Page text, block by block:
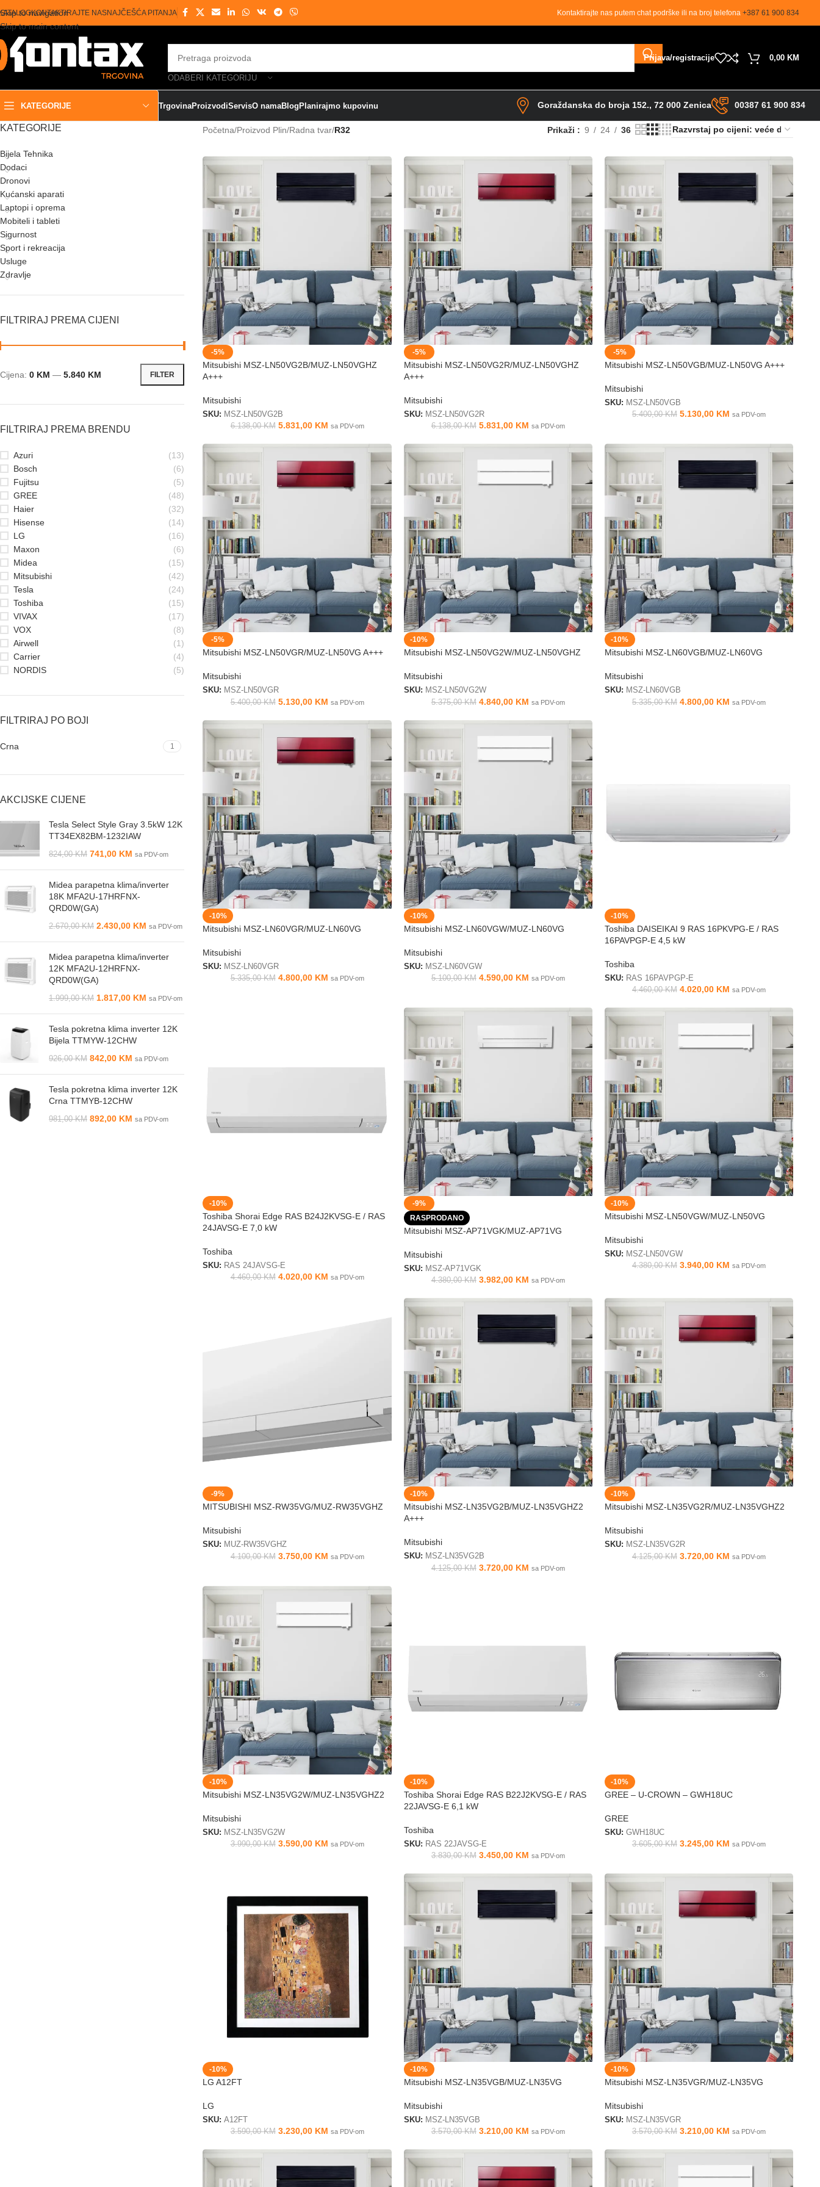
Skip to navigation
Skip to main content
KONTAKTIRAJTE NASNAJČEŠĆA PITANJA Kontaktirajte nas putem chat podrške ili na broj telefona +387 61 900 834
ODABERI KATEGORIJU
Prijava/registracije 0,00 KM
KATEGORIJE TrgovinaProizvodiServisO namaBlogPlanirajmo kupovinu Goraždanska do broja 152., 72 000 Zenica 00387 61 900 834
KATEGORIJE
Bijela Tehnika
Dodaci
Dronovi
Kućanski aparati
Laptopi i oprema
Mobiteli i tableti
Sigurnost
Sport i rekreacija
Usluge
Zdravlje
FILTRIRAJ PREMA CIJENI
FILTER
Cijena: 0 KM — 5.840 KM
FILTRIRAJ PREMA BRENDU
Azuri
(13)
Bosch
(6)
Fujitsu
(5)
GREE
(48)
Haier
(32)
Hisense
(14)
LG
(16)
Maxon
(6)
Midea
(15)
Mitsubishi
(42)
Tesla
(24)
Toshiba
(15)
VIVAX
(17)
VOX
(8)
Airwell
(1)
Carrier
(4)
NORDIS
(5)
FILTRIRAJ PO BOJI
Crna 1
AKCIJSKE CIJENE
Tesla Select Style Gray 3.5kW 12K
TT34EX82BM-1232IAW
824,00KM 741,00 KM sa PDV-om
Midea parapetna klima/inverter
18K MFA2U-17HRFNX-
QRD0W(GA)
2.670,00KM 2.430,00 KM sa PDV-om
Midea parapetna klima/inverter
12K MFA2U-12HRFNX-
QRD0W(GA)
1.999,00KM 1.817,00 KM sa PDV-om
Tesla pokretna klima inverter 12K
Bijela TTMYW-12CHW
926,00KM 842,00 KM sa PDV-om
Tesla pokretna klima inverter 12K
Crna TTMYB-12CHW
981,00KM 892,00 KM sa PDV-om
Početna/Proizvod Plin/Radna tvar/R32 Prikaži 9 24 36
-5%
Mitsubishi MSZ-LN50VG2B/MUZ-LN50VGHZ
A+++
Mitsubishi
SKU: MSZ-LN50VG2B
6.138,00KM 5.831,00 KM sa PDV-om
-5%
Mitsubishi MSZ-LN50VG2R/MUZ-LN50VGHZ
A+++
Mitsubishi
SKU: MSZ-LN50VG2R
6.138,00KM 5.831,00 KM sa PDV-om
-5%
Mitsubishi MSZ-LN50VGB/MUZ-LN50VG A+++
Mitsubishi
SKU: MSZ-LN50VGB
5.400,00KM 5.130,00 KM sa PDV-om
-5%
Mitsubishi MSZ-LN50VGR/MUZ-LN50VG A+++
Mitsubishi
SKU: MSZ-LN50VGR
5.400,00KM 5.130,00 KM sa PDV-om
-10%
Mitsubishi MSZ-LN50VG2W/MUZ-LN50VGHZ
Mitsubishi
SKU: MSZ-LN50VG2W
5.375,00KM 4.840,00 KM sa PDV-om
-10%
Mitsubishi MSZ-LN60VGB/MUZ-LN60VG
Mitsubishi
SKU: MSZ-LN60VGB
5.335,00KM 4.800,00 KM sa PDV-om
-10%
Mitsubishi MSZ-LN60VGR/MUZ-LN60VG
Mitsubishi
SKU: MSZ-LN60VGR
5.335,00KM 4.800,00 KM sa PDV-om
-10%
Mitsubishi MSZ-LN60VGW/MUZ-LN60VG
Mitsubishi
SKU: MSZ-LN60VGW
5.100,00KM 4.590,00 KM sa PDV-om
-10%
Toshiba DAISEIKAI 9 RAS 16PKVPG-E / RAS
16PAVPGP-E 4,5 kW
Toshiba
SKU: RAS 16PAVPGP-E
4.460,00KM 4.020,00 KM sa PDV-om
-10%
Toshiba Shorai Edge RAS B24J2KVSG-E / RAS
24JAVSG-E 7,0 kW
Toshiba
SKU: RAS 24JAVSG-E
4.460,00KM 4.020,00 KM sa PDV-om
-9%
RASPRODANO
Mitsubishi MSZ-AP71VGK/MUZ-AP71VG
Mitsubishi
SKU: MSZ-AP71VGK
4.380,00KM 3.982,00 KM sa PDV-om
-10%
Mitsubishi MSZ-LN50VGW/MUZ-LN50VG
Mitsubishi
SKU: MSZ-LN50VGW
4.380,00KM 3.940,00 KM sa PDV-om
-9%
MITSUBISHI MSZ-RW35VG/MUZ-RW35VGHZ
Mitsubishi
SKU: MUZ-RW35VGHZ
4.100,00KM 3.750,00 KM sa PDV-om
-10%
Mitsubishi MSZ-LN35VG2B/MUZ-LN35VGHZ2
A+++
Mitsubishi
SKU: MSZ-LN35VG2B
4.125,00KM 3.720,00 KM sa PDV-om
-10%
Mitsubishi MSZ-LN35VG2R/MUZ-LN35VGHZ2
Mitsubishi
SKU: MSZ-LN35VG2R
4.125,00KM 3.720,00 KM sa PDV-om
-10%
Mitsubishi MSZ-LN35VG2W/MUZ-LN35VGHZ2
Mitsubishi
SKU: MSZ-LN35VG2W
3.990,00KM 3.590,00 KM sa PDV-om
-10%
Toshiba Shorai Edge RAS B22J2KVSG-E / RAS
22JAVSG-E 6,1 kW
Toshiba
SKU: RAS 22JAVSG-E
3.830,00KM 3.450,00 KM sa PDV-om
-10%
GREE – U-CROWN – GWH18UC
GREE
SKU: GWH18UC
3.605,00KM 3.245,00 KM sa PDV-om
-10%
LG A12FT
LG
SKU:A12FT
3.590,00KM 3.230,00 KM sa PDV-om
-10%
Mitsubishi MSZ-LN35VGB/MUZ-LN35VG
Mitsubishi
SKU: MSZ-LN35VGB
3.570,00KM 3.210,00 KM sa PDV-om
-10%
Mitsubishi MSZ-LN35VGR/MUZ-LN35VG
Mitsubishi
SKU: MSZ-LN35VGR
3.570,00KM 3.210,00 KM sa PDV-om